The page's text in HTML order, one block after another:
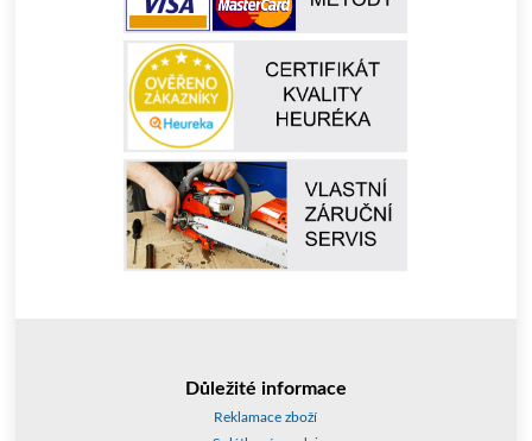
Důležité informace
Reklamace zboží